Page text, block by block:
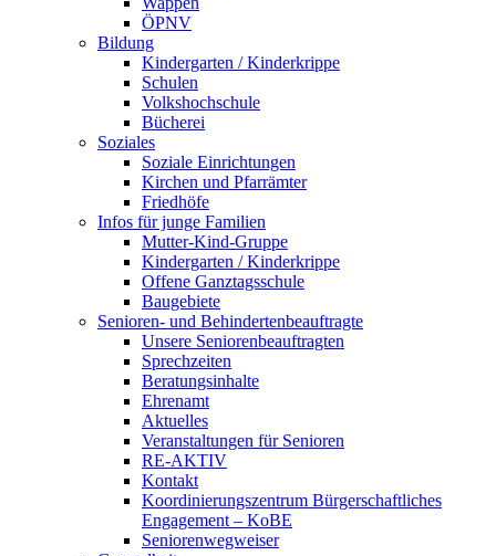
ÖPNV
Bildung
Kindergarten / Kinderkrippe
Schulen
Volkshochschule
Bücherei
Soziales
Soziale Einrichtungen
Kirchen und Pfarrämter
Friedhöfe
Infos für junge Familien
Mutter-Kind-Gruppe
Kindergarten / Kinderkrippe
Offene Ganztagsschule
Baugebiete
Senioren- und Behindertenbeauftragte
Unsere Seniorenbeauftragten
Sprechzeiten
Beratungsinhalte
Ehrenamt
Aktuelles
Veranstaltungen für Senioren
RE-AKTIV
Kontakt
Koordinierungszentrum Bürgerschaftliches
Engagement – KoBE
Seniorenwegweiser